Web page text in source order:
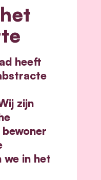
heeft
zijn
we in het